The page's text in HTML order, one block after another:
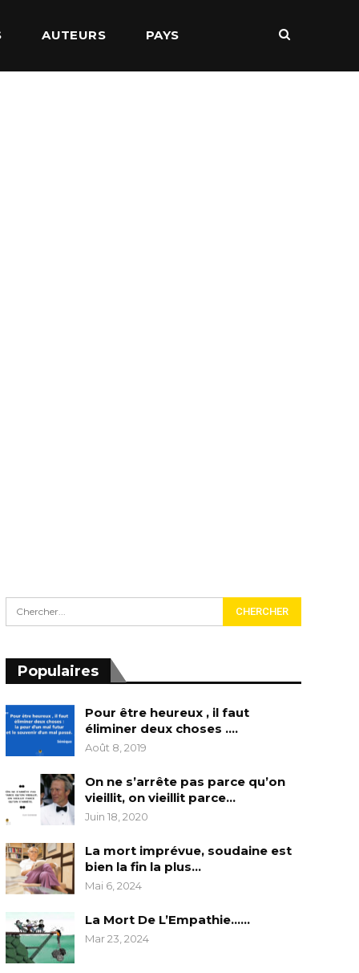
AUTEURS PAYS
Populaires
Pour être heureux , il faut
éliminer deux choses ….
Août 8, 2019
On ne s’arrête pas parce qu’on
vieillit, on vieillit parce…
Juin 18, 2020
La mort imprévue, soudaine est
bien la fin la plus…
Mai 6, 2024
La Mort De L’Empathie……
Mar 23, 2024